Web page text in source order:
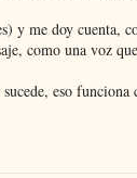
y me doy cuenta,
como una voz
eso